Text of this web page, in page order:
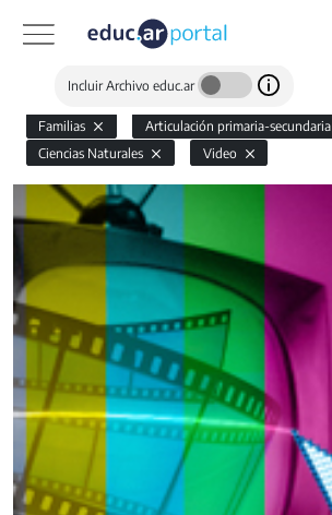
Incluir Archivo educ.ar
Familias
Articulación primaria-secundaria
Ciencias Naturales
Video